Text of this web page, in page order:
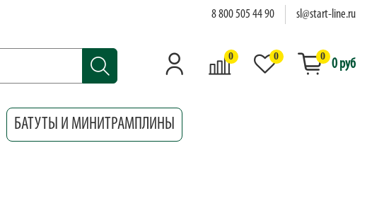
8 800 505 44 90 sl@start-line.ru
0 0 0
0 руб
БАТУТЫ И МИНИТРАМПЛИНЫ